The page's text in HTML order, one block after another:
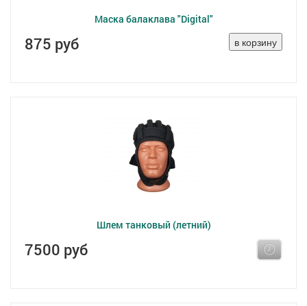
Маска балаклава "Digital"
875 руб
Шлем танковый (летний)
7500 руб